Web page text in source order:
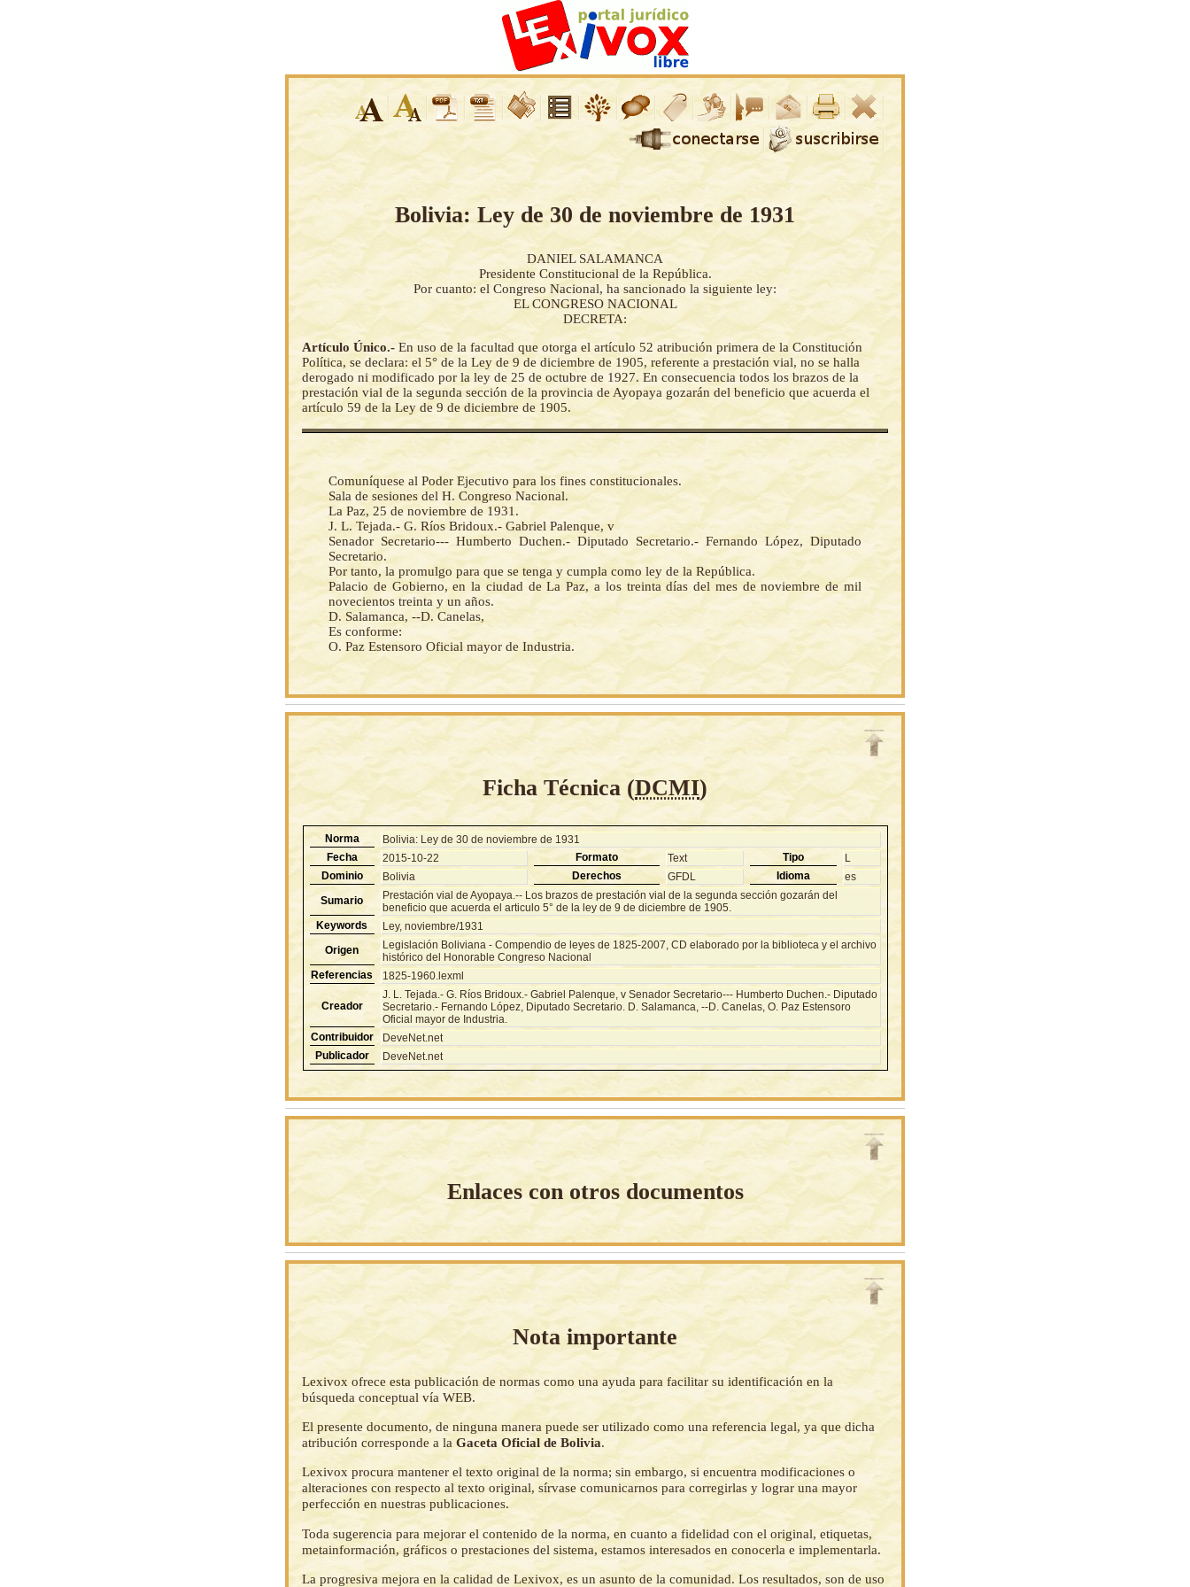
Bolivia: Ley de 30 de noviembre de 1931
DANIEL SALAMANCA
Presidente Constitucional de la República.
Por cuanto: el Congreso Nacional, ha sancionado la siguiente ley:
EL CONGRESO NACIONAL
DECRETA:
Artículo Único.- En uso de la facultad que otorga el artículo 52 atribución primera de la Constitución
Política, se declara: el 5° de la Ley de 9 de diciembre de 1905, referente a prestación vial, no se halla
derogado ni modificado por la ley de 25 de octubre de 1927. En consecuencia todos los brazos de la
prestación vial de la segunda sección de la provincia de Ayopaya gozarán del beneficio que acuerda el
artículo 59 de la Ley de 9 de diciembre de 1905.
Comuníquese al Poder Ejecutivo para los fines constitucionales.
Sala de sesiones del H. Congreso Nacional.
La Paz, 25 de noviembre de 1931.
J. L. Tejada.- G. Ríos Bridoux.- Gabriel Palenque, v
Senador Secretario--- Humberto Duchen.- Diputado Secretario.- Fernando López, Diputado
Secretario.
Por tanto, la promulgo para que se tenga y cumpla como ley de la República.
Palacio de Gobierno, en la ciudad de La Paz, a los treinta días del mes de noviembre de mil
novecientos treinta y un años.
D. Salamanca, --D. Canelas,
Es conforme:
O. Paz Estensoro Oficial mayor de Industria.
Ficha Técnica (DCMI)
Norma
Bolivia: Ley de 30 de noviembre de 1931
Fecha
2015-10-22 Formato Text Tipo
L
Dominio
Bolivia Derechos GFDL Idioma
es
Sumario
Prestación vial de Ayopaya.-- Los brazos de prestación vial de la segunda sección gozarán del
beneficio que acuerda el articulo 5° de la ley de 9 de diciembre de 1905.
Keywords
Ley, noviembre/1931
Origen
Legislación Boliviana - Compendio de leyes de 1825-2007, CD elaborado por la biblioteca y el archivo
histórico del Honorable Congreso Nacional
Referencias
1825-1960.lexml
Creador
J. L. Tejada.- G. Ríos Bridoux.- Gabriel Palenque, v Senador Secretario--- Humberto Duchen.- Diputado
Secretario.- Fernando López, Diputado Secretario. D. Salamanca, --D. Canelas, O. Paz Estensoro
Oficial mayor de Industria.
Contribuidor
DeveNet.net
Publicador
DeveNet.net
Enlaces con otros documentos
Nota importante
Lexivox ofrece esta publicación de normas como una ayuda para facilitar su identificación en la
búsqueda conceptual vía WEB.
El presente documento, de ninguna manera puede ser utilizado como una referencia legal, ya que dicha
atribución corresponde a laGaceta Oficial de Bolivia.
Lexivox procura mantener el texto original de la norma; sin embargo, si encuentra modificaciones o
alteraciones con respecto al texto original, sírvase comunicarnos para corregirlas y lograr una mayor
perfección en nuestras publicaciones.
Toda sugerencia para mejorar el contenido de la norma, en cuanto a fidelidad con el original, etiquetas,
metainformación, gráficos o prestaciones del sistema, estamos interesados en conocerla e implementarla.
La progresiva mejora en la calidad de Lexivox, es un asunto de la comunidad. Los resultados, son de uso